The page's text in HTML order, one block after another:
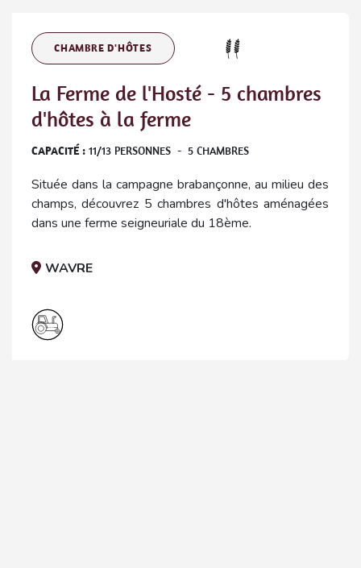
CHAMBRE D'HÔTES
La Ferme de l'Hosté - 5 chambres
d'hôtes à la ferme
CAPACITÉ : 11/13 PERSONNES - 5 CHAMBRES
Située dans la campagne brabançonne, au milieu des
champs, découvrez 5 chambres d'hôtes aménagées
dans une ferme seigneuriale du 18ème.
WAVRE